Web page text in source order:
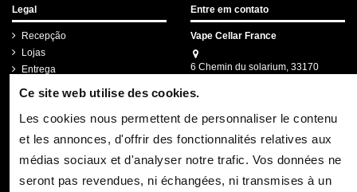
Legal
Recepção
Lojas
Entrega
Legal
Entre em contato
Vape Cellar France
6 Chemin du solarium, 33170
contact.pro@vapecellar.fr
Boletim informativo
Ce site web utilise des cookies.
Les cookies nous permettent de personnaliser le contenu
et les annonces, d'offrir des fonctionnalités relatives aux
médias sociaux et d'analyser notre trafic. Vos données ne
seront pas revendues, ni échangées, ni transmises à un